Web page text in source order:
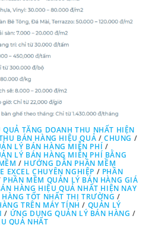
TĂNG DOANH THU NHẤT HIỆN
BÁN HÀNG HIỆU QUẢ /CHUNG /
LÝ BÁN HÀNG MIỄN PHÍ /
LÝ BÁN HÀNG MIỄN PHÍ BẰNG
/ HƯỚNG DẪN PHẦN MỀM
EXCEL CHUYÊN NGHIỆP / PHẦN
PHẦN MỀM QUẢN LÝ BÁN HÀNG GIÁ
HÀNG HIỆU QUẢ NHẤT HIỆN NAY
TỐT NHẤT THỊ TRƯỜNG /
TRÊN MÁY TÍNH / QUẢN LÝ
/ ỨNG DỤNG QUẢN LÝ BÁN HÀNG /
QUẢ NHẤT